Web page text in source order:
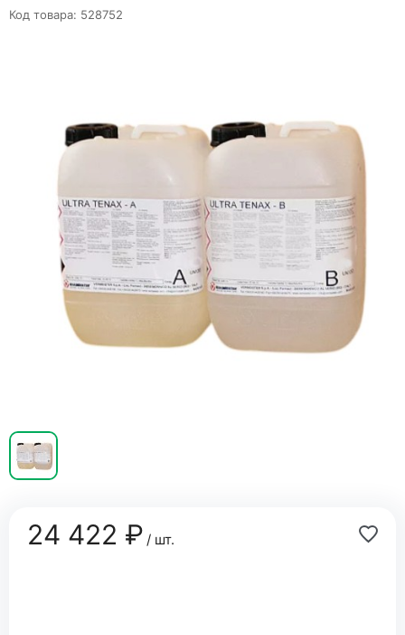
Код товара: 528752
24 422 ₽/ шт.